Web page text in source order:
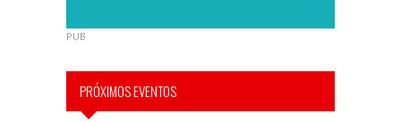
PUB
PRÓXIMOS EVENTOS